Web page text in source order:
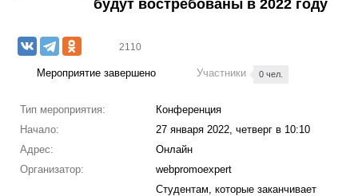
будут востребованы в 2022 году
2110
Мероприятие завершено Участники 0 чел.
Тип мероприятия:
Конференция
Начало:
27 января 2022, четверг в 10:10
Адрес:
Онлайн
Организатор:
webpromoexpert
Студентам, которые заканчивает